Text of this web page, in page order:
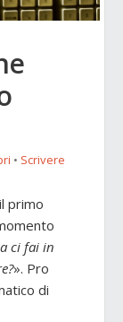
• Scrivere
primo
ci fai in
». Pro
di